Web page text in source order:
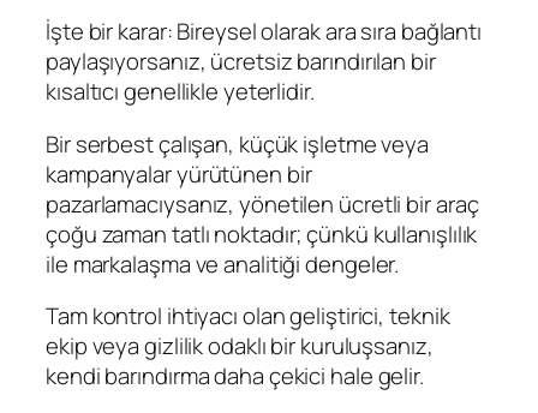
İşte bir karar: Bireysel olarak ara sıra bağlantı
paylaşıyorsanız, ücretsiz barındırılan bir
kısaltıcı genellikle yeterlidir.
Bir serbest çalışan, küçük işletme veya
kampanyalar yürütünen bir
pazarlamacıysanız, yönetilen ücretli bir araç
çoğu zaman tatlı noktadır; çünkü kullanışlılık
ile markalaşma ve analitiği dengeler.
Tam kontrol ihtiyacı olan geliştirici, teknik
ekip veya gizlilik odaklı bir kuruluşsanız,
kendi barındırma daha çekici hale gelir.